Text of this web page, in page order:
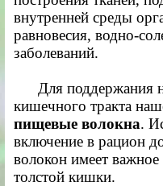
внутренней среды
равновесия, водно-
заболеваний.
Для поддержания
кишечного тракта
пищевые волокна.
включение в рацион
волокон имеет важное
толстой кишки.